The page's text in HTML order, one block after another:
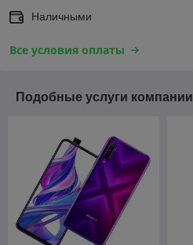
Наличными
Все условия оплаты
Подобные услуги компании